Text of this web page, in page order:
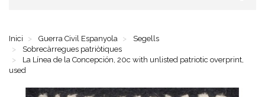
Inici Guerra Civil Espanyola
Segells
Sobrecàrregues patriòtiques
La Línea de la Concepción, 20c with unlisted patriotic overprint,
used